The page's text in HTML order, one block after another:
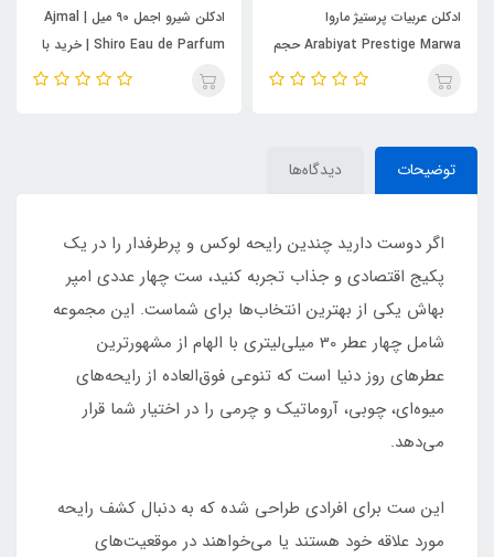
Shiro Eau de Parfum | خرید با
بهترین قیمت
ادکلن خمار سرچ وادی الخلیج
مشابه آمواج سرچ حجم 100 میل |
KHUMAR Search Eau de
توضیحات دیدگاه‌ها
اگر دوست دارید چندین رایحه لوکس و پرطرفدار را در یک
پکیج اقتصادی و جذاب تجربه کنید، ست چهار عددی امپر
بهاش یکی از بهترین انتخاب‌ها برای شماست. این مجموعه
شامل چهار عطر 30 میلی‌لیتری با الهام از مشهورترین
عطرهای روز دنیا است که تنوعی فوق‌العاده از رایحه‌های
میوه‌ای، چوبی، آروماتیک و چرمی را در اختیار شما قرار
می‌دهد.
این ست برای افرادی طراحی شده که به دنبال کشف رایحه
مورد علاقه خود هستند یا می‌خواهند در موقعیت‌های